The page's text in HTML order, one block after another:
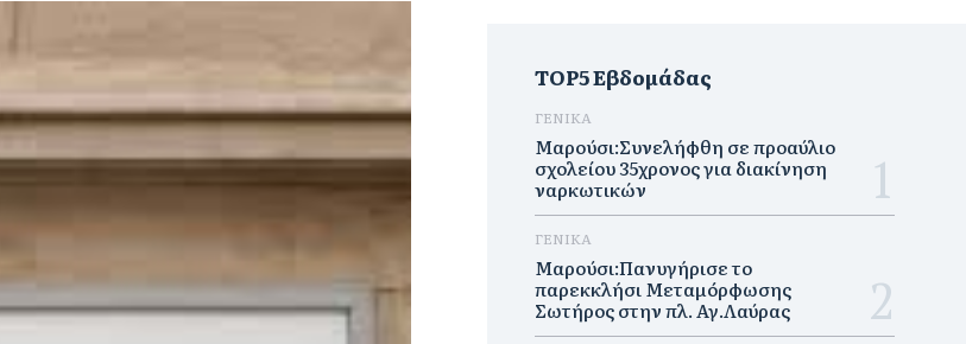
TOP5 Εβδομάδας
ΓΕΝΙΚΑ
Μαρούσι:Συνελήφθη σε προαύλιο
σχολείου 35χρονος για διακίνηση
ναρκωτικών
ΓΕΝΙΚΑ
Μαρούσι:Πανυγήρισε το
παρεκκλήσι Μεταμόρφωσης
Σωτήρος στην πλ. Αγ.Λαύρας